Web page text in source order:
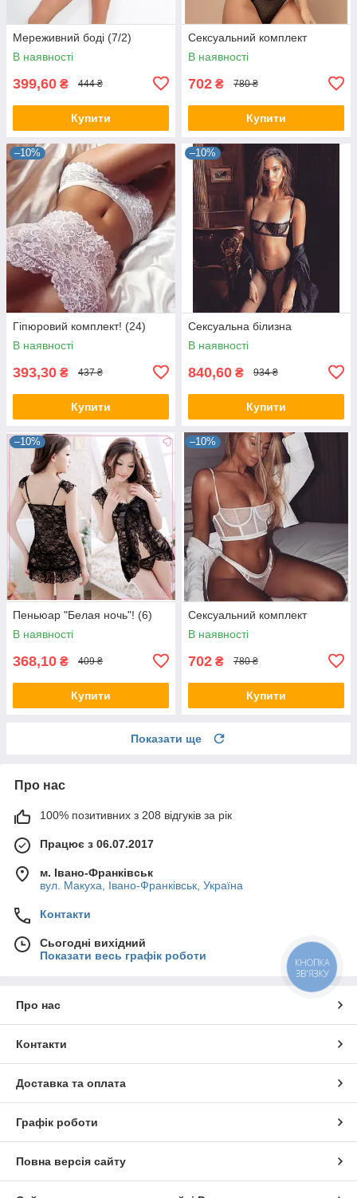
Мереживний боді (7/2)
В наявності
399,60 ₴ 444 ₴
Купити
Сексуальний комплект
В наявності
702 ₴ 780 ₴
Купити
–10%
Гіпюровий комплект! (24)
В наявності
393,30 ₴ 437 ₴
Купити
–10%
Сексуальна білизна
В наявності
840,60 ₴ 934 ₴
Купити
–10%
Пеньюар "Белая ночь"! (6)
В наявності
368,10 ₴ 409 ₴
Купити
–10%
Сексуальний комплект
В наявності
702 ₴ 780 ₴
Купити
Показати ще
Про нас
100% позитивних з 208 відгуків за рік
Працює з 06.07.2017
м. Івано-Франківськ
вул. Макуха, Івано-Франківськ, Україна
Контакти
Сьогодні вихідний
Показати весь графік роботи
Про нас
Контакти
Доставка та оплата
Графік роботи
Повна версія сайту
КНОПКА
ЗВ'ЯЗКУ